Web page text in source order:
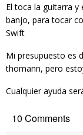
​El toca la guitarra y
banjo, para tocar
Swift
​Mi presupuesto es
thomann, pero
​Cualquier ayuda
10 Comments